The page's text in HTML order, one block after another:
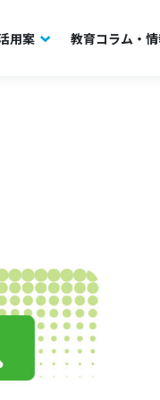
用案 教育コラム・